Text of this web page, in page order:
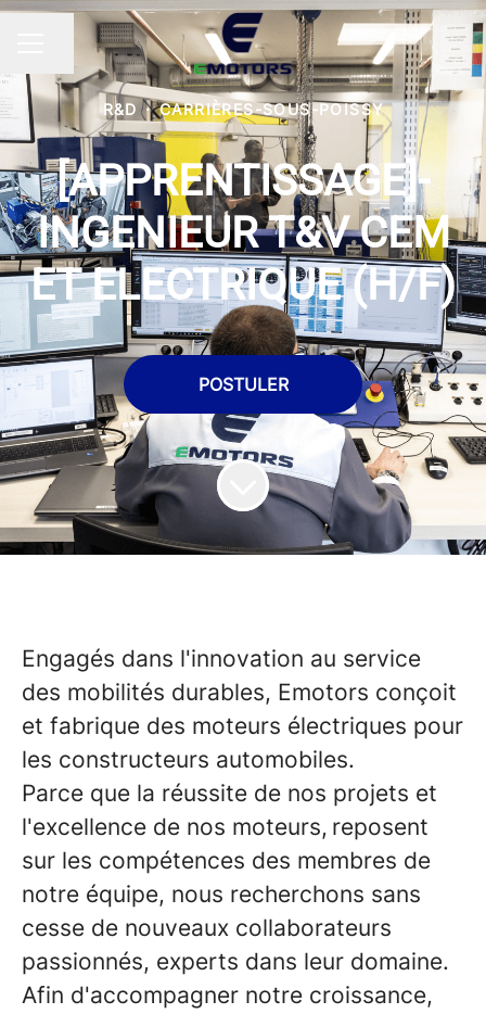
MENU CARRIÈRE
Partager la page
R&D · CARRIÈRES-SOUS-POISSY
[APPRENTISSAGE]-
INGENIEUR T&V CEM
ET ELECTRIQUE (H/F)
POSTULER
Engagés dans l'innovation au service
des mobilités durables, Emotors conçoit
et fabrique des moteurs électriques pour
les constructeurs automobiles.
Parce que la réussite de nos projets et
l'excellence de nos moteurs, reposent
sur les compétences des membres de
notre équipe, nous recherchons sans
cesse de nouveaux collaborateurs
passionnés, experts dans leur domaine.
Afin d'accompagner notre croissance,